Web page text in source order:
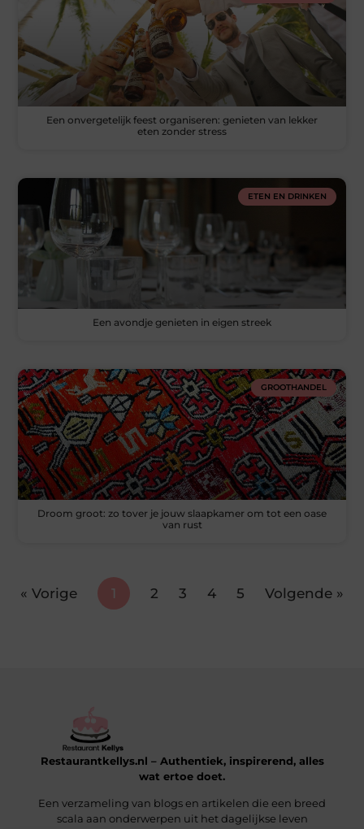
Een onvergetelijk feest organiseren: genieten van lekker
eten zonder stress
ETEN EN DRINKEN
Een avondje genieten in eigen streek
GROOTHANDEL
Droom groot: zo tover je jouw slaapkamer om tot een oase
van rust
« Vorige 1 2 3 4 5 Volgende »
Restaurantkellys.nl – Authentiek, inspirerend, alles
wat ertoe doet.
Een verzameling van blogs en artikelen die een breed
scala aan onderwerpen uit het dagelijkse leven